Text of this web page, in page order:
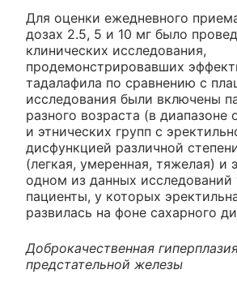
Для оценки ежедневного
дозах 2.5, 5 и 10 мг было
клинических исследования,
продемонстрировавших
тадалафила по сравнению с
исследования были включены
разного возраста (в диапазоне
и этнических групп с
дисфункцией различной
(легкая, умеренная, тяжелая) и
одном из данных исследований
пациенты, у которых
развилась на фоне сахарного
Доброкачественная
предстательной железы